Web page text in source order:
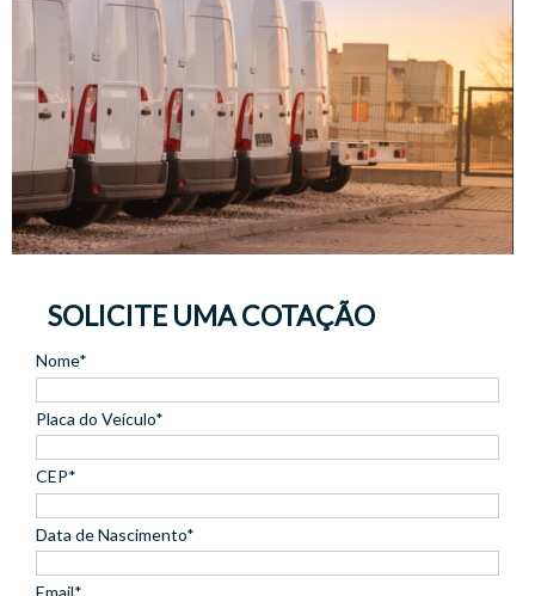
SOLICITE UMA COTAÇÃO
Nome*
Placa do Veículo*
CEP*
Data de Nascimento*